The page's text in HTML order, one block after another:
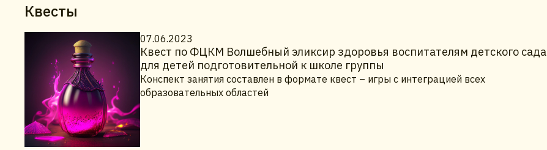
Квесты
07.06.2023
Квест по ФЦКМ Волшебный эликсир здоровья воспитателям детского сада
для детей подготовительной к школе группы
Конспект занятия составлен в формате квест – игры с интеграцией всех
образовательных областей